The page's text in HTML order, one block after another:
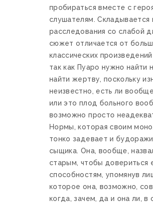
пробираться вместе с
слушателям. Складывается
расследования со слабой
сюжет отличается от
классических
так как Пуаро нужно найти
найти жертву, поскольку
неизвестно, есть ли
или это плод больного
возможно просто
Нормы, которая своим
тонко задевает и
сыщика. Она, вообще,
старым, чтобы довериться
способностям, упомянув
которое она, возможно,
когда, зачем, да и она ли, в